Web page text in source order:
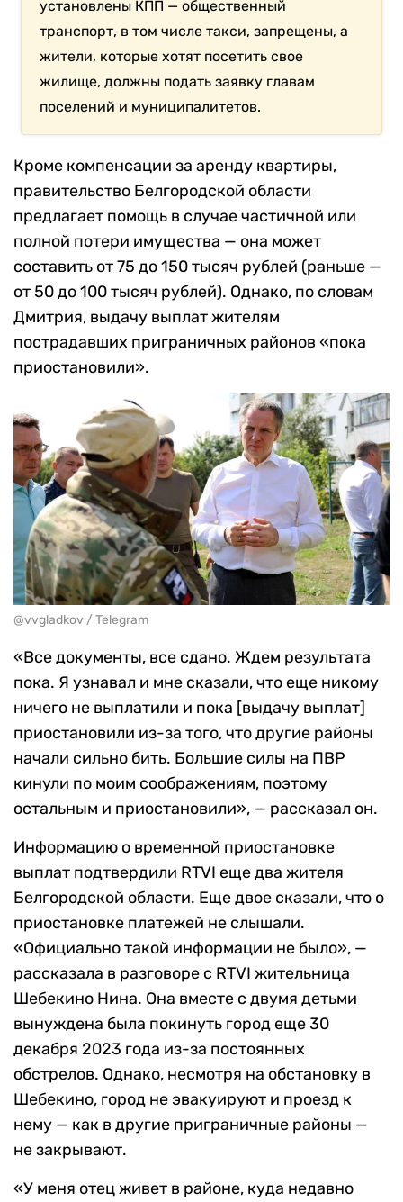
установлены КПП — общественный
транспорт, в том числе такси, запрещены, а
жители, которые хотят посетить свое
жилище, должны подать заявку главам
поселений и муниципалитетов.
Кроме компенсации за аренду квартиры,
правительство Белгородской области
предлагает помощь в случае частичной или
полной потери имущества — она может
составить от 75 до 150 тысяч рублей (раньше —
от 50 до 100 тысяч рублей). Однако, по словам
Дмитрия, выдачу выплат жителям
пострадавших приграничных районов «пока
приостановили».
@vvgladkov / Telegram
«Все документы, все сдано. Ждем результата
пока. Я узнавал и мне сказали, что еще никому
ничего не выплатили и пока [выдачу выплат]
приостановили из-за того, что другие районы
начали сильно бить. Большие силы на ПВР
кинули по моим соображениям, поэтому
остальным и приостановили», — рассказал он.
Информацию о временной приостановке
выплат подтвердили RTVI еще два жителя
Белгородской области. Еще двое сказали, что о
приостановке платежей не слышали.
«Официально такой информации не было», —
рассказала в разговоре с RTVI жительница
Шебекино Нина. Она вместе с двумя детьми
вынуждена была покинуть город еще 30
декабря 2023 года из-за постоянных
обстрелов. Однако, несмотря на обстановку в
Шебекино, город не эвакуируют и проезд к
нему — как в другие приграничные районы —
не закрывают.
«У меня отец живет в районе, куда недавно